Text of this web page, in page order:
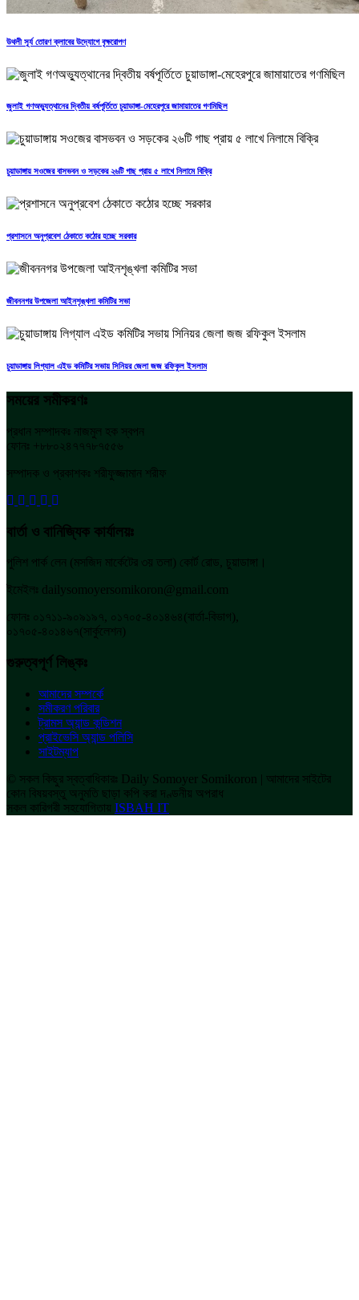
উথলী সূর্য তোরণ ক্লাবের উদ্যোগে বৃক্ষরোপণ
জুলাই গণঅভ্যুত্থানের দ্বিতীয় বর্ষপূর্তিতে চুয়াডাঙ্গা-মেহেরপুরে জামায়াতের গণমিছিল
চুয়াডাঙ্গায় সওজের বাসভবন ও সড়কের ২৬টি গাছ প্রায় ৫ লাখে নিলামে বিক্রি
প্রশাসনে অনুপ্রবেশ ঠেকাতে কঠোর হচ্ছে সরকার
জীবননগর উপজেলা আইনশৃঙ্খলা কমিটির সভা
চুয়াডাঙ্গায় লিগ্যাল এইড কমিটির সভায় সিনিয়র জেলা জজ রফিকুল ইসলাম
সময়ের সমীকরণঃ
প্রধান সম্পাদকঃ নাজমুল হক স্বপন
ফোনঃ +৮৮০২৪৭৭৭৮৭৫৫৬
সম্পাদক ও প্রকাশকঃ শরীফুজ্জামান শরীফ
বার্তা ও বানিজ্যিক কার্যালয়ঃ
পুলিশ পার্ক লেন (মসজিদ মার্কেটের ৩য় তলা) কোর্ট রোড, চুয়াডাঙ্গা।
ইমেইলঃ dailysomoyersomikoron@gmail.com
ফোনঃ ০১৭১১-৯০৯১৯৭, ০১৭০৫-৪০১৪৬৪(বার্তা-বিভাগ),
০১৭০৫-৪০১৪৬৭(সার্কুলেশন)
গুরুত্বপূর্ণ লিঙ্কঃ
আমাদের সম্পর্কে
সমীকরণ পরিবার
ট্রামস অ্যান্ড কন্ডিশন
প্রাইভেসি অ্যান্ড পলিসি
সাইটম্যাপ
© সকল কিছুর স্বত্বাধিকারঃ Daily Somoyer Somikoron | আমাদের সাইটের
কোন বিষয়বস্তু অনুমতি ছাড়া কপি করা দণ্ডনীয় অপরাধ
সকল কারিগরী সহযোগিতায় ISBAH IT